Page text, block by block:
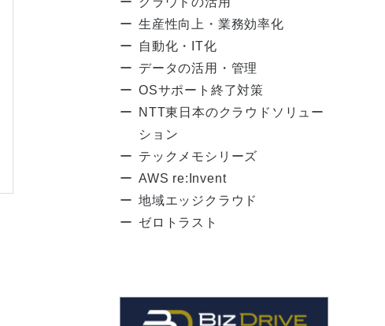
生産性向上・業務効率化
自動化・IT化
データの活用・管理
OSサポート終了対策
NTT東日本のクラウドソリュー
ション
テックメモシリーズ
AWS re:Invent
地域エッジクラウド
ゼロトラスト